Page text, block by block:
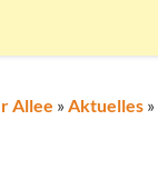
Allee »Aktuelles »